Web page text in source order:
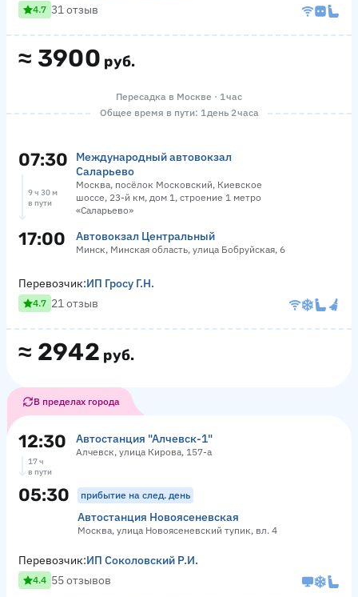
≈ 3900 руб.
4.7 31 отзыв
Пересадка в Москве · 1 час
Общее время в пути: 1 день 2 часа
07:30
Международный автовокзал
Саларьево
Москва, посёлок Московский, Киевское
шоссе, 23-й км, дом 1, строение 1 метро
«Саларьево»
9 ч 30 м
в пути
17:00 Автовокзал Центральный
Минск, Минская область, улица Бобруйская, 6
≈ 2942 руб.
Перевозчик:ИП Гросу Г.Н.
4.7 21 отзыв
В пределах города
12:30 Автостанция "Алчевск-1"
Алчевск, улица Кирова, 157-а
17 ч
в пути
05:30 прибытие на след. день
Автостанция Новоясеневская
Москва, улица Новоясеневский тупик, вл. 4
Перевозчик:ИП Соколовский Р.И.
4.4 55 отзывов